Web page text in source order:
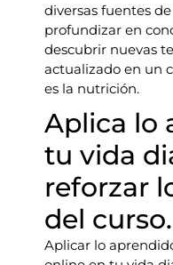
diversas fuentes
profundizar en
descubrir nuevas
actualizado en un
es la nutrición.
Aplica lo
tu vida
reforzar
del curso.
Aplicar lo